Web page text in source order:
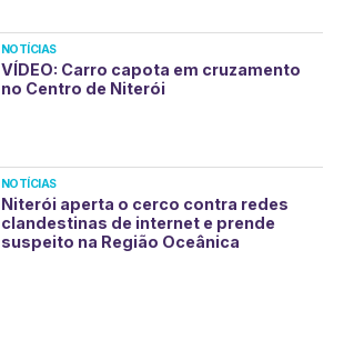
NOTÍCIAS
VÍDEO: Carro capota em cruzamento
no Centro de Niterói
NOTÍCIAS
Niterói aperta o cerco contra redes
clandestinas de internet e prende
suspeito na Região Oceânica